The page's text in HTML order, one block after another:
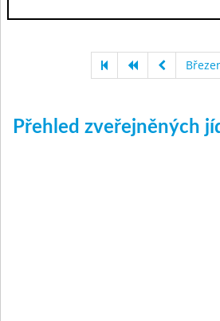
Přehled zveřejněných